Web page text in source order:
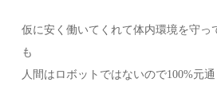
仮に安く働いてくれて体内環境を守っ
も
人間はロボットではないので100%元